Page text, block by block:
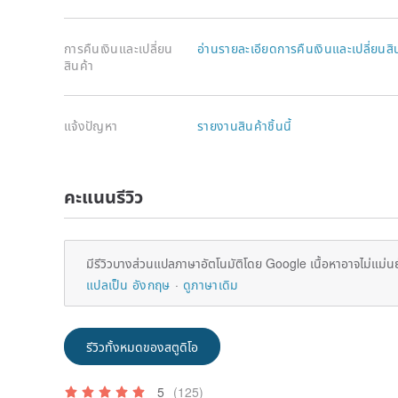
การคืนเงินและเปลี่ยน
สินค้า
อ่านรายละเอียดการคืนเงินและเปลี่ยนสิ
แจ้งปัญหา รายงานสินค้าชิ้นนี้
คะแนนรีวิว
มีรีวิวบางส่วนแปลภาษาอัตโนมัติโดย Google เนื้อหาอาจไม่แม่น
แปลเป็น อังกฤษ
ดูภาษาเดิม
รีวิวทั้งหมดของสตูดิโอ
5 (125)